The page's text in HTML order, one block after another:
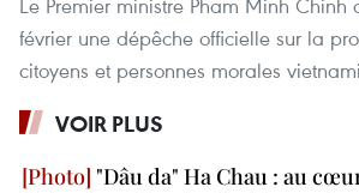
Le Premier ministre Pham Minh Chinh
février une dépêche officielle sur la
citoyens et personnes morales
VOIR PLUS
"Dâu da" Ha Chau : au